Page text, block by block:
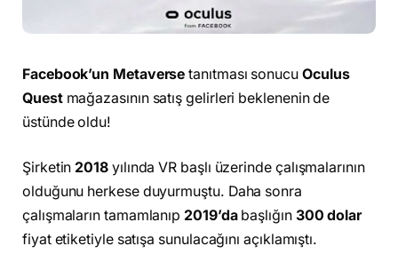
Facebook’un Metaverse tanıtması sonucu Oculus
Questmağazasının satış gelirleri beklenenin de
üstünde oldu!
Şirketin 2018yılında VR başlı üzerinde çalışmalarının
olduğunu herkese duyurmuştu. Daha sonra
çalışmaların tamamlanıp 2019’dabaşlığın 300 dolar
fiyat etiketiyle satışa sunulacağını açıklamıştı.